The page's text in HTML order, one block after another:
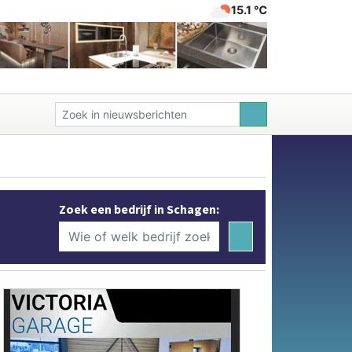
15.1 ℃
Zoek een bedrijf in Schagen: